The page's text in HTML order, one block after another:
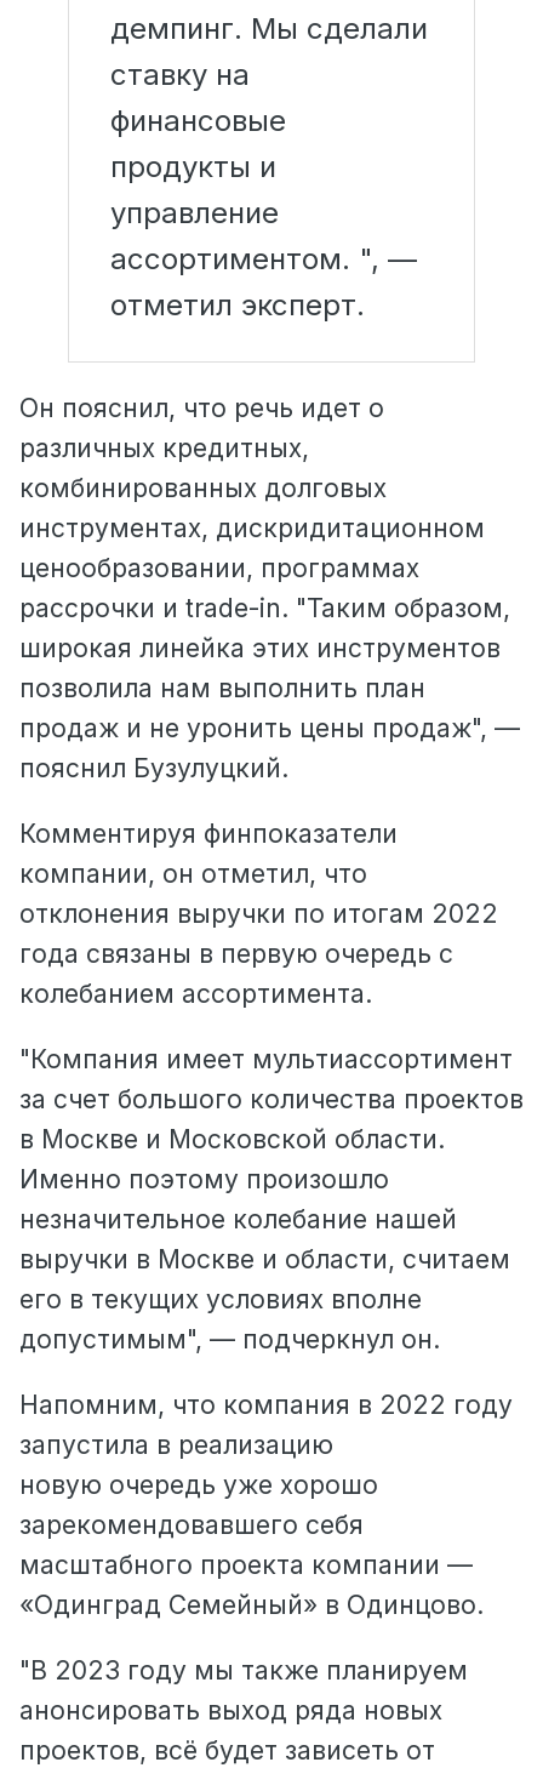
демпинг. Мы сделали
ставку на
финансовые
продукты и
управление
ассортиментом. ", —
отметил эксперт.
Он пояснил, что речь идет о
различных кредитных,
комбинированных долговых
инструментах, дискридитационном
ценообразовании, программах
рассрочки и trade-in. "Таким образом,
широкая линейка этих инструментов
позволила нам выполнить план
продаж и не уронить цены продаж", —
пояснил Бузулуцкий.
Комментируя финпоказатели
компании, он отметил, что
отклонения выручки по итогам 2022
года связаны в первую очередь с
колебанием ассортимента.
"Компания имеет мультиассортимент
за счет большого количества проектов
в Москве и Московской области.
Именно поэтому произошло
незначительное колебание нашей
выручки в Москве и области, считаем
его в текущих условиях вполне
допустимым", — подчеркнул он.
Напомним, что компания в 2022 году
запустила в реализацию
новую очередь уже хорошо
зарекомендовавшего себя
масштабного проекта компании —
«Одинград Семейный» в Одинцово.
"В 2023 году мы также планируем
анонсировать выход ряда новых
проектов, всё будет зависеть от